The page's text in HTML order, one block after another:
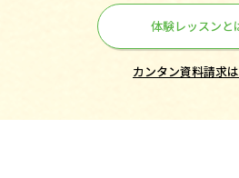
体験レッスンと
カンタン資料請求